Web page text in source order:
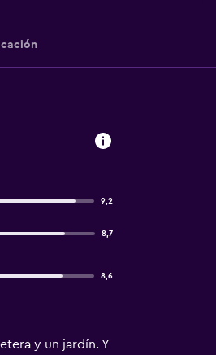
9,2
8,7
8,6
y un jardín. Y